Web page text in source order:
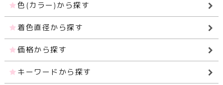
色(カラー)から探す
着色直径から探す
価格から探す
キーワードから探す